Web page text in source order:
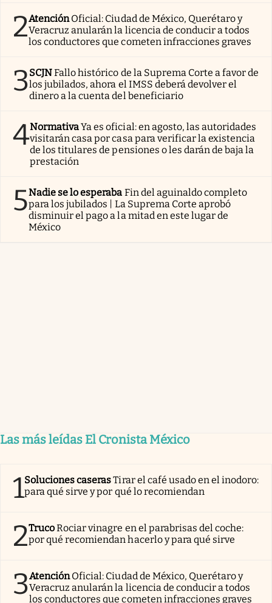
2AtenciónOficial: Ciudad de México, Querétaro y
Veracruz anularán la licencia de conducir a todos
los conductores que cometen infracciones graves
3SCJNFallo histórico de la Suprema Corte a favor de
los jubilados, ahora el IMSS deberá devolver el
dinero a la cuenta del beneficiario
4NormativaYa es oficial: en agosto, las autoridades
visitarán casa por casa para verificar la existencia
de los titulares de pensiones o les darán de baja la
prestación
5Nadie se lo esperaba Fin del aguinaldo completo
para los jubilados | La Suprema Corte aprobó
disminuir el pago a la mitad en este lugar de
México
Las más leídas El Cronista México
1Soluciones caserasTirar el café usado en el inodoro:
para qué sirve y por qué lo recomiendan
2TrucoRociar vinagre en el parabrisas del coche:
por qué recomiendan hacerlo y para qué sirve
3AtenciónOficial: Ciudad de México, Querétaro y
Veracruz anularán la licencia de conducir a todos
los conductores que cometen infracciones graves